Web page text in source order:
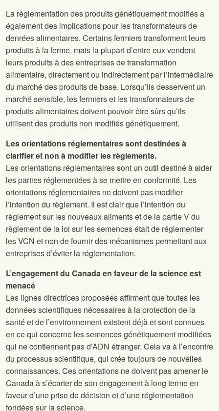
La réglementation des produits génétiquement modifiés a
également des implications pour les transformateurs de
denrées alimentaires. Certains fermiers transforment leurs
produits à la ferme, mais la plupart d’entre eux vendent
leurs produits à des entreprises de transformation
alimentaire, directement ou indirectement par l’intermédiaire
du marché des produits de base. Lorsqu’ils desservent un
marché sensible, les fermiers et les transformateurs de
produits alimentaires doivent pouvoir être sûrs qu’ils
utilisent des produits non modifiés génétiquement.
Les orientations réglementaires sont destinées à
clarifier et non à modifier les règlements.
Les orientations réglementaires sont un outil destiné à aider
les parties réglementées à se mettre en conformité. Les
orientations réglementaires ne doivent pas modifier
l’intention du règlement. Il est clair que l’intention du
règlement sur les nouveaux aliments et de la partie V du
règlement de la loi sur les semences était de réglementer
les VCN et non de fournir des mécanismes permettant aux
entreprises d’éviter la réglementation.
L’engagement du Canada en faveur de la science est
menacé
Les lignes directrices proposées affirment que toutes les
données scientifiques nécessaires à la protection de la
santé et de l’environnement existent déjà et sont connues
en ce qui concerne les semences génétiquement modifiées
qui ne contiennent pas d’ADN étranger. Cela va à l’encontre
du processus scientifique, qui crée toujours de nouvelles
connaissances. Ces orientations ne doivent pas amener le
Canada à s’écarter de son engagement à long terme en
faveur d’une prise de décision et d’une réglementation
fondées sur la science.